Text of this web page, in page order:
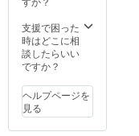
ま
す！！
ご記入
くださ
ようよ
ろしく
お願い
いたし
支援で困った
時はどこに相
談したらいい
ですか？
ヘルプページを
見る